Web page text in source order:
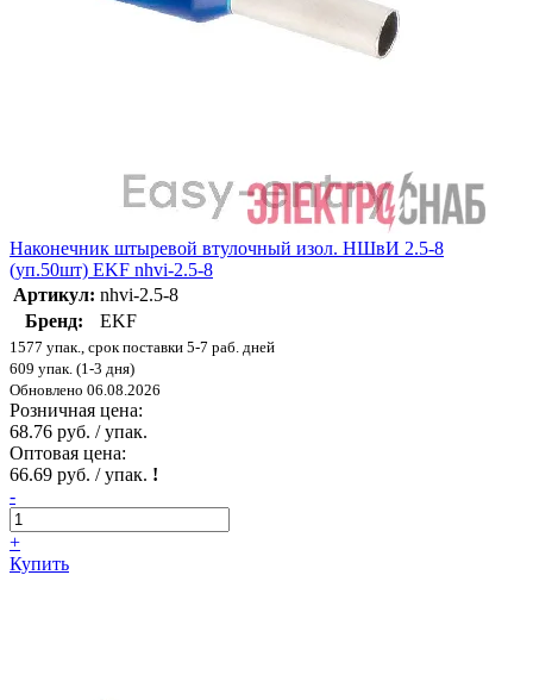
Наконечник штыревой втулочный изол. НШвИ 2.5-8
(уп.50шт) EKF nhvi-2.5-8
Артикул: nhvi-2.5-8
Бренд:
EKF
1577 упак., срок поставки 5-7 раб. дней
609 упак. (1-3 дня)
Обновлено 06.08.2026
Розничная цена:
68.76 руб. / упак.
Оптовая цена:
66.69 руб. / упак. !
-
+
Купить